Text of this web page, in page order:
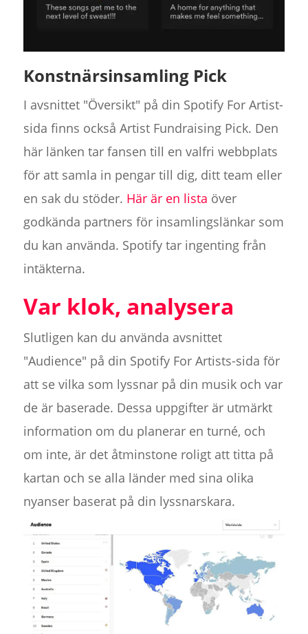
Konstnärsinsamling Pick
I avsnittet "Översikt" på din Spotify For Artist-
sida finns också Artist Fundraising Pick. Den
här länken tar fansen till en valfri webbplats
för att samla in pengar till dig, ditt team eller
en sak du stöder. Här är en lista över
godkända partners för insamlingslänkar som
du kan använda. Spotify tar ingenting från
intäkterna.
Var klok, analysera
Slutligen kan du använda avsnittet
"Audience" på din Spotify For Artists-sida för
att se vilka som lyssnar på din musik och var
de är baserade. Dessa uppgifter är utmärkt
information om du planerar en turné, och
om inte, är det åtminstone roligt att titta på
kartan och se alla länder med sina olika
nyanser baserat på din lyssnarskara.